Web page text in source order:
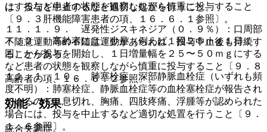
は、投与を中止するなど適切な処置を行うこと。
１１．１．９． 遅発性ジスキネジア（０．９％）：口周部
不随意運動等の不随意運動があらわれ、投与中止後も持続す
ることがある。
１１．１．１０． 肺塞栓症、深部静脈血栓症（いずれも頻
度不明）：肺塞栓症、静脈血栓症等の血栓塞栓症が報告され
ているので、息切れ、胸痛、四肢疼痛、浮腫等が認められた
場合には、投与を中止するなど適切な処置を行うこと〔９．
１．６参照〕。
にするなど患者の状態を観察しながら慎重に投与すること
〔９．３肝機能障害患者の項、１６．６．１参照〕。
７．２． 高齢者には、少量（例えば１回２５ｍｇ１日１
回）から投与を開始し、１日増量幅を２５〜５０ｍｇにする
など患者の状態を観察しながら慎重に投与すること〔９．８
高齢者の項、１６．６．２参照〕。
効能・効果
統合失調症。